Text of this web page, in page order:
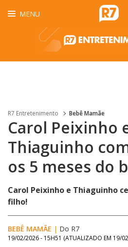
MENU
R7 Entretenimento Bebê Mamãe
Carol Peixinho
Thiaguinho
os 5 meses do
Carol Peixinho e Thiaguinho
filho!
BEBÊ MAMÃE | Do R7
19/02/2026 - 15H51 (ATUALIZADO EM 19/